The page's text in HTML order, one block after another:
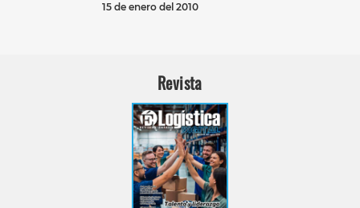
15 de enero del 2010
Revista